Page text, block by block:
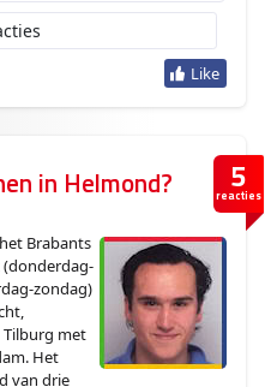
5
reacties
in Helmond?
Brabants
(donderdag-
zondag)
Tilburg met
Het
van drie